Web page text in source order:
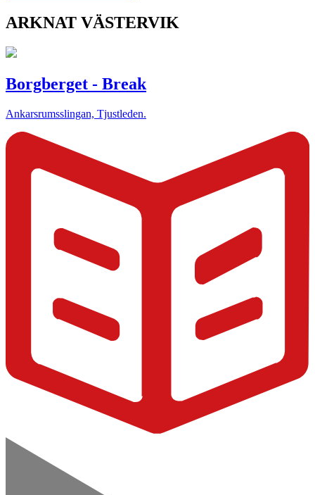
ARKNAT VÄSTERVIK
Borgberget - Break
Ankarsrumsslingan, Tjustleden.